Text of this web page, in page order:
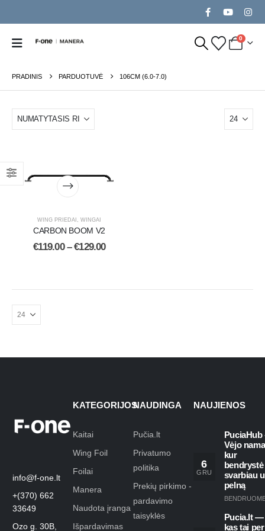
0
PRADINIS PARDUOTUVĖ 106CM (6.0-7.0)
WING PRIEDAI , WINGAI
CARBON BOOM V2
€119.00 – €129.00
info@f-one.lt
+(370) 662
33649
Ozo g. 30B,
KATEGORIJOS
Kaitai
Wing Foil
Foilai
Manera
Naudota įranga
Išpardavimas
NAUDINGA
Pučia.lt
Privatumo
politika
Prekių pirkimo -
pardavimo
taisyklės
NAUJIENOS
6
GRU
PuciaHub
Vėjo
kur
bendrystė
svarbiau
pelną
Pucia.lt —
kas tai per